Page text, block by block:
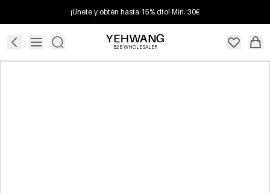
¡Únete y obtén hasta 15% dto! Mín. 30€
B2B WHOLESALER